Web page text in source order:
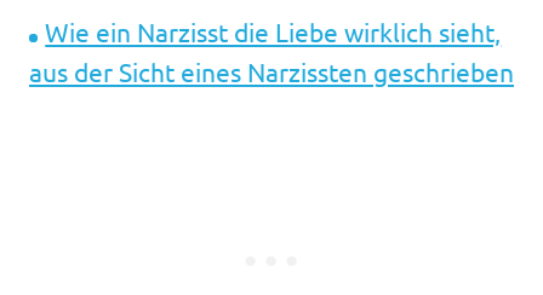
Wie ein Narzisst die Liebe wirklich sieht,
aus der Sicht eines Narzissten geschrieben